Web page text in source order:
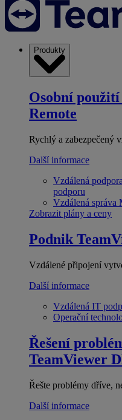
Produkty
Osobní
Remote
Rychlý a zabezpečený
Další informace
Vzdálená podpora
podporu
Vzdálená správa
Zobrazit plány a ceny
Podnik
Vzdálené připojení
Další informace
Vzdálená IT
Operační
Řešení
TeamViewer
Řešte problémy dříve,
Další informace